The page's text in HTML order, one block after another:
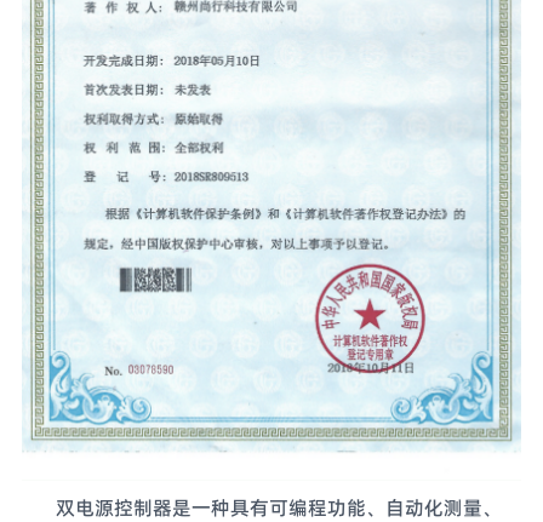
双电源控制器是一种具有可编程功能、自动化测量、